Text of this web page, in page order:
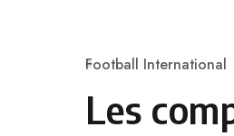
Category
Football International
Les